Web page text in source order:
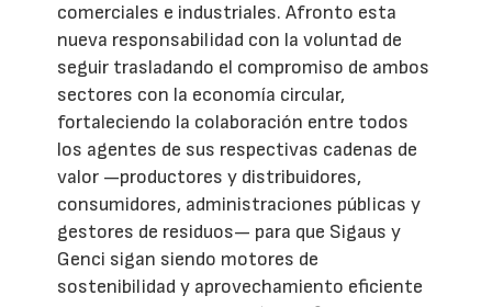
comerciales e industriales. Afronto esta
nueva responsabilidad con la voluntad de
seguir trasladando el compromiso de ambos
sectores con la economía circular,
fortaleciendo la colaboración entre todos
los agentes de sus respectivas cadenas de
valor —productores y distribuidores,
consumidores, administraciones públicas y
gestores de residuos— para que Sigaus y
Genci sigan siendo motores de
sostenibilidad y aprovechamiento eficiente